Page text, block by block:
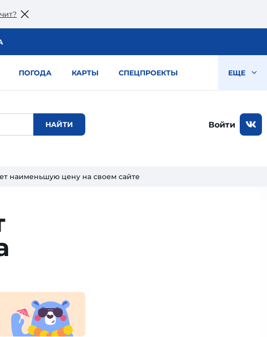
ПОГОДА КАРТЫ СПЕЦПРОЕКТЫ ЕЩЕ
Войти
наименьшую цену на своем сайте